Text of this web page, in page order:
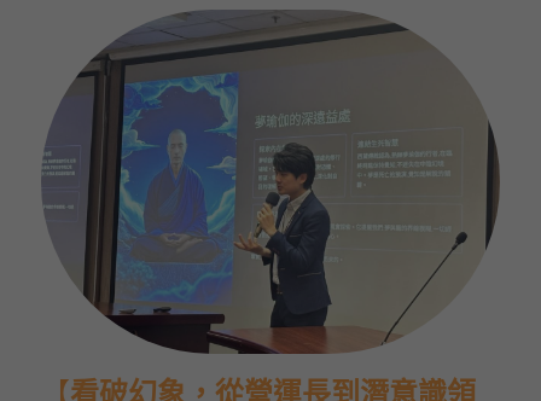
【看破幻象，從營運長到潛意識領